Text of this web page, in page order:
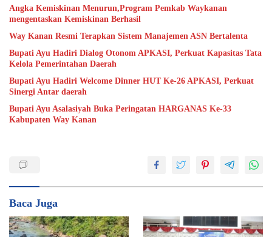
Angka Kemiskinan Menurun,Program Pemkab Waykanan
mengentaskan Kemiskinan Berhasil
Way Kanan Resmi Terapkan Sistem Manajemen ASN Bertalenta
Bupati Ayu Hadiri Dialog Otonom APKASI, Perkuat Kapasitas Tata
Kelola Pemerintahan Daerah
Bupati Ayu Hadiri Welcome Dinner HUT Ke-26 APKASI, Perkuat
Sinergi Antar daerah
Bupati Ayu Asalasiyah Buka Peringatan HARGANAS Ke-33
Kabupaten Way Kanan
Baca Juga